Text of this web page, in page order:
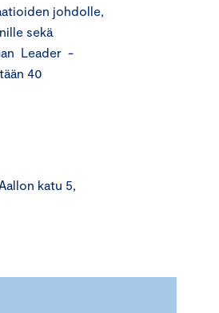
johdolle,
sekä
Leader -
40
katu 5,